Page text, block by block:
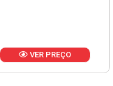
VER PREÇO